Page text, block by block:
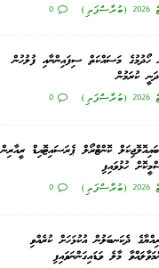
0
ހޯދުމުގެ މަސައްކަތް ސިފައިންނާއި ފުލުހުން
ކުރަމުން
0
ކޮންޓްރޯލް ޕެރަސައިޓޮއިޑް ރީއާރިން
ހުޅުވައިފި
0
ދެކަނބަލުން އުކުޅަހަށް ކުރެއްވި
މާލެ ވަޑައިގަންނަވައިފި